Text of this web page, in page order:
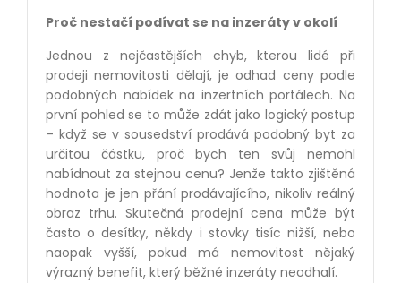
Proč nestačí podívat se na inzeráty v okolí
Jednou z nejčastějších chyb, kterou lidé při
prodeji nemovitosti dělají, je odhad ceny podle
podobných nabídek na inzertních portálech. Na
první pohled se to může zdát jako logický postup
– když se v sousedství prodává podobný byt za
určitou částku, proč bych ten svůj nemohl
nabídnout za stejnou cenu? Jenže takto zjištěná
hodnota je jen přání prodávajícího, nikoliv reálný
obraz trhu. Skutečná prodejní cena může být
často o desítky, někdy i stovky tisíc nižší, nebo
naopak vyšší, pokud má nemovitost nějaký
výrazný benefit, který běžné inzeráty neodhalí.